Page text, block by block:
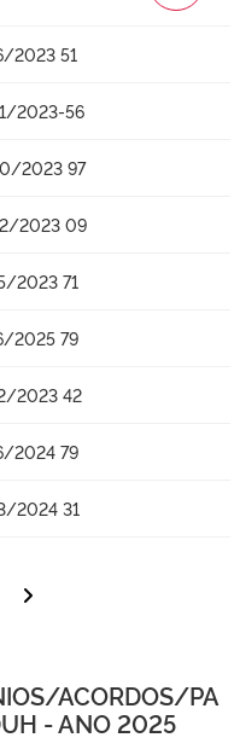
2023 51
2023-56
2023 97
2023 09
2023 71
2025 79
2023 42
2024 79
2024 31
ACORDOS/PA
- ANO 2025